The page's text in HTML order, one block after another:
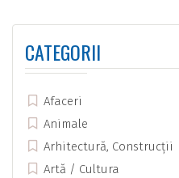
CATEGORII
Afaceri
Animale
Arhitectură, Construcții
Artă / Cultura